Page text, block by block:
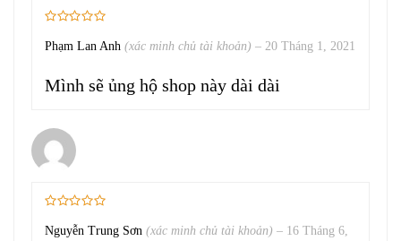
Phạm Lan Anh (xác minh chủ tài khoản) – 20 Tháng 1, 2021
Mình sẽ ủng hộ shop này dài dài
Nguyễn Trung Sơn (xác minh chủ tài khoản) – 16 Tháng 6,